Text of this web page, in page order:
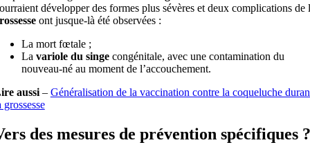
développer des formes plus sévères et deux complications de
ont jusque-là été observées :
La mort fœtale ;
La variole du singecongénitale, avec une contamination du
nouveau-né au moment de l’accouchement.
aussi– Généralisation de la vaccination contre la coqueluche
grossesse
des mesures de prévention spécifiques ?